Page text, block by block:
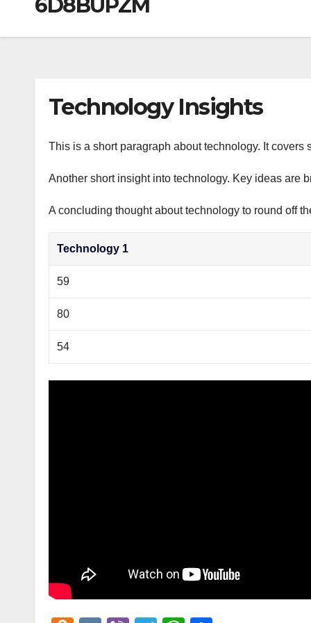
6D8BUPZM
Technology Insights
This is a short paragraph about technology. It covers
Another short insight into technology. Key ideas are
A concluding thought about technology to round off
Technology 1
59
80
54
m